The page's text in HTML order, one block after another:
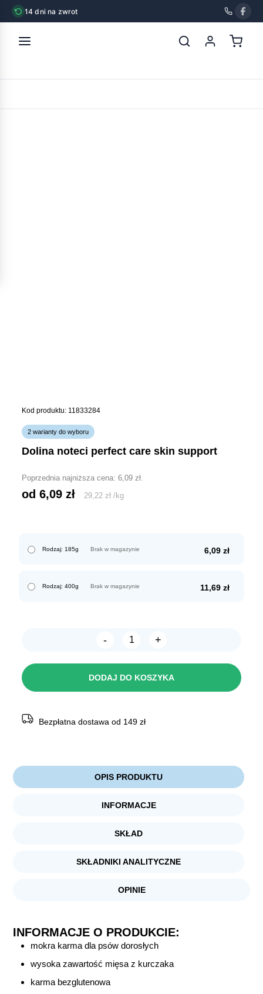
14 dni na zwrot
POWRÓT
Kod produktu: 11833284
2 warianty do wyboru
dolina noteci perfect care skin support
Poprzednia najniższa cena:6,09zł
od 6,09zł 29,22 zł /kg
Rodzaj: 185g 6,09 zł
Brak w magazynie
Rodzaj: 400g 11,69 zł
Brak w magazynie
-
ilość
Care
+
DODAJ DO KOSZYKA
Bezpłatna dostawa od 149 zł
OPIS PRODUKTU
INFORMACJE
SKŁAD
SKŁADNIKI ANALITYCZNE
OPINIE
INFORMACJE O PRODUKCIE:
mokra karma dla psów dorosłych
wysoka zawartość mięsa z kurczaka
karma bezglutenowa